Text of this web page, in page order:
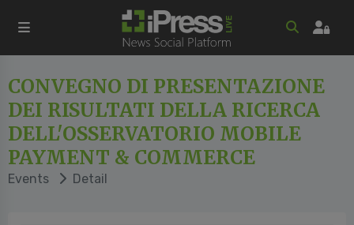
CONVEGNO DI PRESENTAZIONE
DEI RISULTATI DELLA RICERCA
DELL'OSSERVATORIO MOBILE
PAYMENT & COMMERCE
Events Detail